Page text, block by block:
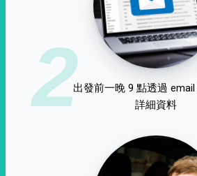
2出發前一晚 9 點透過
詳細資料